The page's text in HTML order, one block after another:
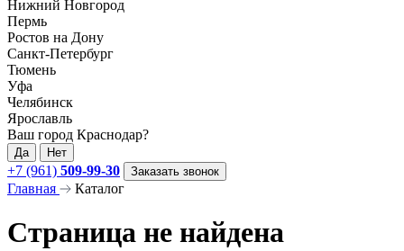
Нижний Новгород
Пермь
Ростов на Дону
Санкт-Петербург
Тюмень
Уфа
Челябинск
Ярославль
Ваш город Краснодар?
Да Нет
+7 (961) 509-99-30 Заказать звонок
Главная Каталог
Страница не найдена